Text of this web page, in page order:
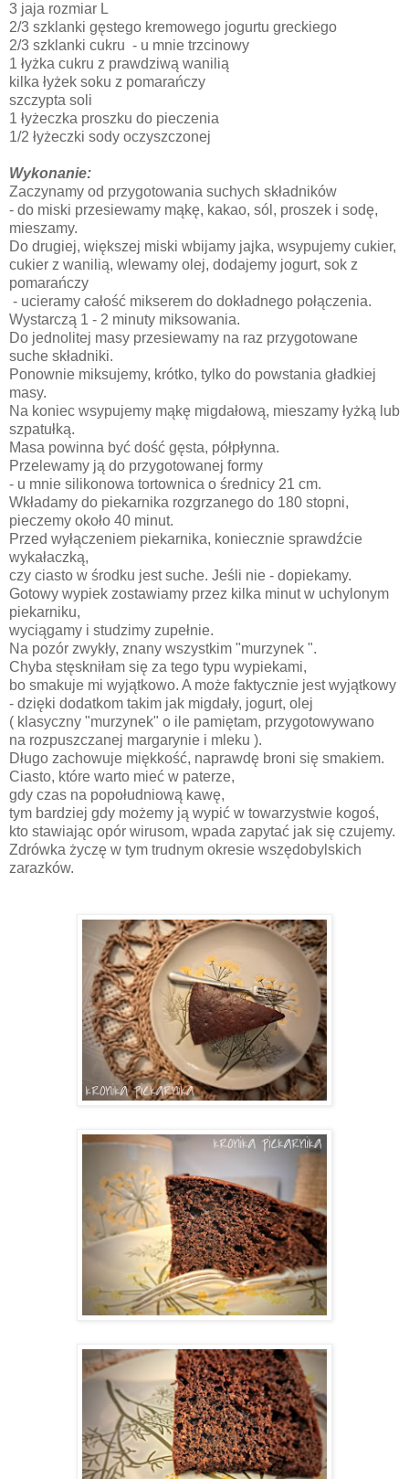
3 jaja rozmiar L
2/3 szklanki gęstego kremowego jogurtu greckiego
2/3 szklanki cukru - u mnie trzcinowy
1 łyżka cukru z prawdziwą wanilią
kilka łyżek soku z pomarańczy
szczypta soli
1 łyżeczka proszku do pieczenia
1/2 łyżeczki sody oczyszczonej
Wykonanie:
Zaczynamy od przygotowania suchych składników
- do miski przesiewamy mąkę, kakao, sól, proszek i sodę,
mieszamy.
Do drugiej, większej miski wbijamy jajka, wsypujemy cukier,
cukier z wanilią, wlewamy olej, dodajemy jogurt, sok z
pomarańczy
- ucieramy całość mikserem do dokładnego połączenia.
Wystarczą 1 - 2 minuty miksowania.
Do jednolitej masy przesiewamy na raz przygotowane
suche składniki.
Ponownie miksujemy, krótko, tylko do powstania gładkiej
masy.
Na koniec wsypujemy mąkę migdałową, mieszamy łyżką lub
szpatułką.
Masa powinna być dość gęsta, półpłynna.
Przelewamy ją do przygotowanej formy
- u mnie silikonowa tortownica o średnicy 21 cm.
Wkładamy do piekarnika rozgrzanego do 180 stopni,
pieczemy około 40 minut.
Przed wyłączeniem piekarnika, koniecznie sprawdźcie
wykałaczką,
czy ciasto w środku jest suche. Jeśli nie - dopiekamy.
Gotowy wypiek zostawiamy przez kilka minut w uchylonym
piekarniku,
wyciągamy i studzimy zupełnie.
Na pozór zwykły, znany wszystkim "murzynek ".
Chyba stęskniłam się za tego typu wypiekami,
bo smakuje mi wyjątkowo. A może faktycznie jest wyjątkowy
- dzięki dodatkom takim jak migdały, jogurt, olej
( klasyczny "murzynek" o ile pamiętam, przygotowywano
na rozpuszczanej margarynie i mleku ).
Długo zachowuje miękkość, naprawdę broni się smakiem.
Ciasto, które warto mieć w paterze,
gdy czas na popołudniową kawę,
tym bardziej gdy możemy ją wypić w towarzystwie kogoś,
kto stawiając opór wirusom, wpada zapytać jak się czujemy.
Zdrówka życzę w tym trudnym okresie wszędobylskich
zarazków.